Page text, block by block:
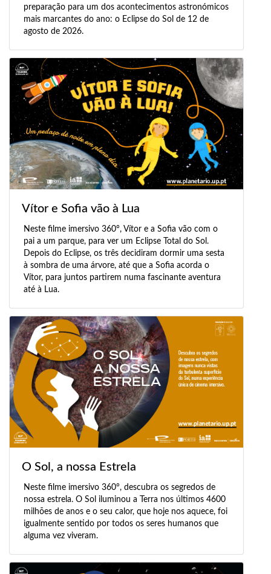
preparação para um dos acontecimentos astronómicos
mais marcantes do ano: o Eclipse do Sol de 12 de
agosto de 2026.
Vítor e Sofia vão à Lua
Neste filme imersivo 360°, Vítor e a Sofia vão com o
pai a um parque, para ver um Eclipse Total do Sol.
Depois do Eclipse, os três decidiram dormir uma sesta
à sombra de uma árvore, até que a Sofia acorda o
Vítor, para juntos partirem numa fascinante aventura
até à Lua.
O Sol, a nossa Estrela
Neste filme imersivo 360°, descubra os segredos de
nossa estrela. O Sol iluminou a Terra nos últimos 4600
milhões de anos e o seu calor, que hoje nos aquece, foi
igualmente sentido por todos os seres humanos que
alguma vez viveram.